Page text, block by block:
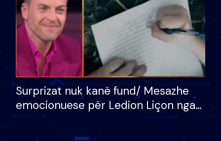
Surprizat nuk kanë fund/ Mesazhe
emocionuese për Ledion Liçon nga
nëna dhe fëmijët e tij, moderatori
nuk i mban dot lotët: Nuk meritoj…